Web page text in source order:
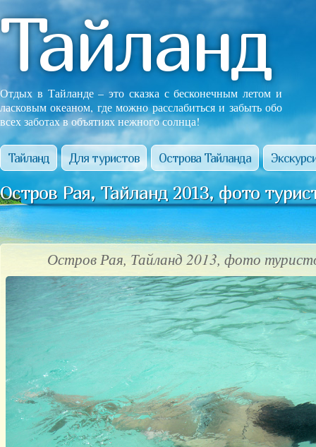
Тайланд
Отдых в Тайланде – это сказка с бесконечным летом и
ласковым океаном, где можно расслабиться и забыть обо
всех заботах в объятиях нежного солнца!
Тайланд Для туристов Острова Тайланда
Остров Рая, Тайланд 2013, фото
Остров Рая, Тайланд 2013, фото